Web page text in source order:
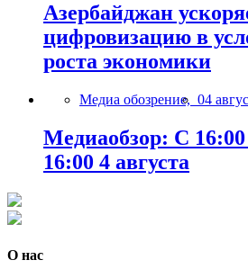
Азербайджан
цифровизацию в
роста экономики
Медиа обозрение, 04
Медиаобзор: С 16:00
16:00 4 августа
О нас